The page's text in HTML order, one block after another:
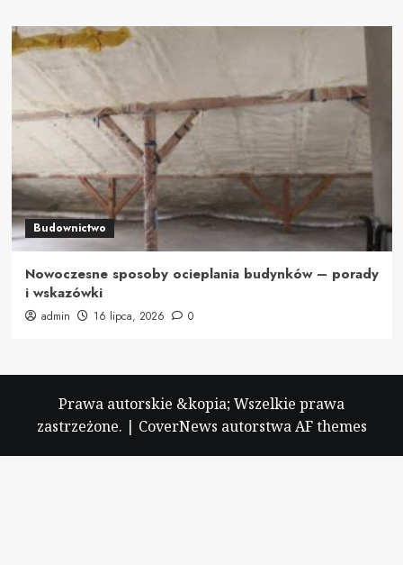
Budownictwo
Nowoczesne sposoby ocieplania budynków – porady
i wskazówki
admin 16 lipca, 2026 0
Prawa autorskie &kopia; Wszelkie prawa
zastrzeżone. | CoverNews autorstwa AF themes